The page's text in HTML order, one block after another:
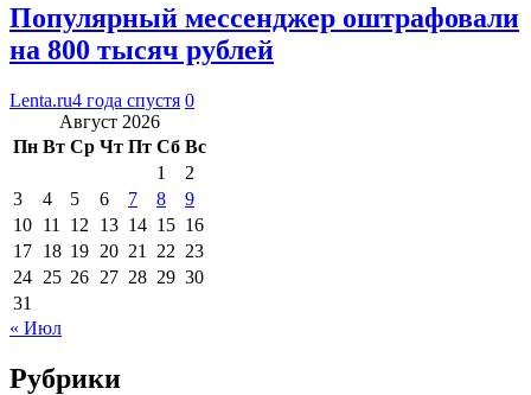
Популярный мессенджер оштрафовали
на 800 тысяч рублей
Lenta.ru4 года спустя 0
Август 2026
Пн Вт Ср Чт Пт Сб Вс
1
2
3
4 5 6 7 8
9
10 11 12 13 14 15 16
17 18 19 20 21 22 23
24 25 26 27 28 29 30
31
« Июл
Рубрики